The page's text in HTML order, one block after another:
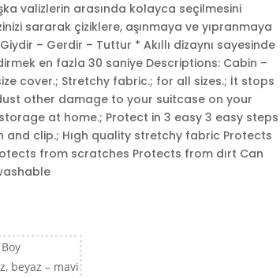
valizlerin arasında kolayca seçilmesini
sararak çiziklere, aşınmaya ve yıpranmaya
– Gerdir – Tuttur * Akıllı dizaynı sayesinde
en fazla 30 saniye Descriptions: Cabin –
cover.; Stretchy fabric.; for all sizes.; İt stops
other damage to your suitcase on your
at home.; Protect in 3 easy 3 easy steps
and clip.; Hıgh quality stretchy fabric Protects
from scratches Protects from dırt Can
beyaz – mavi